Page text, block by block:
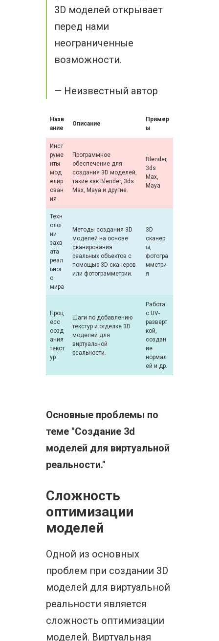
3D моделей открывает
перед нами
неограниченные
возможности.
— Неизвестный автор
Назв
ание
Описание
Пример
ы
Инст
руме
нты
мод
елир
ован
ия
Программное
обеспечение для
создания 3D моделей,
такие как Blender, 3ds
Max, Maya и другие.
Blender,
3ds
Max,
Maya
Техн
олог
ии
захв
ата
реал
ьног
о
мира
Методы создания 3D
моделей на основе
сканирования
реальных объектов с
помощью 3D сканеров
или фотограмметрии.
3D
сканер
ы,
фотогра
мметри
я
Проц
есс
созд
ания
текст
ур
Шаги по добавлению
текстур и отделке 3D
моделей для
виртуальной
реальности.
Работа
с UV-
разверт
кой,
создан
ие
нормал
ей и др.
Основные проблемы по
теме "Создание 3d
моделей для виртуальной
реальности."
Сложность
оптимизации
моделей
Одной из основных
проблем при создании 3D
моделей для виртуальной
реальности является
сложность оптимизации
моделей. Виртуальная